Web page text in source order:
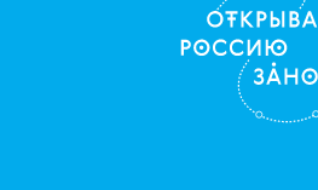
Часто
задаваемые